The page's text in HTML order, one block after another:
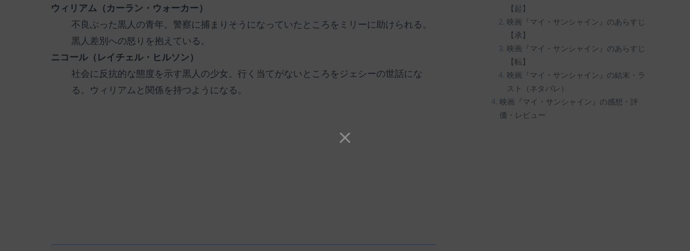
ウィリアム（カーラン・ウォーカー）
不良ぶった黒人の青年。警察に捕まりそうになっていたところをミリーに助けられる。
黒人差別への怒りを抱えている。
ニコール（レイチェル・ヒルソン）
社会に反抗的な態度を示す黒人の少女。行く当てがないところをジェシーの世話にな
る。ウィリアムと関係を持つようになる。
【起】
映画『マイ・サンシャイン』のあらすじ
【承】
映画『マイ・サンシャイン』のあらすじ
【転】
映画『マイ・サンシャイン』の結末・ラ
スト（ネタバレ）
映画『マイ・サンシャイン』の感想・評
価・レビュー